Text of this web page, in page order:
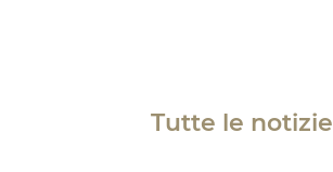
Tutte le notizie